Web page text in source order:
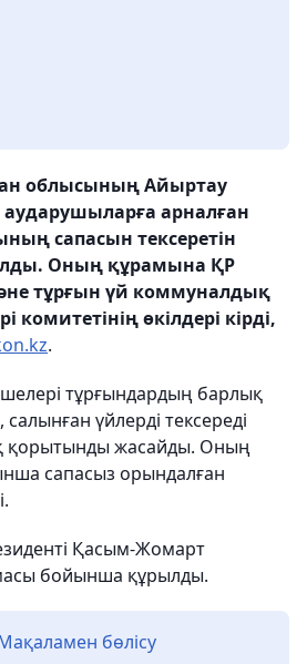
облысының Айыртау
арналған
сапасын тексеретін
Оның құрамына ҚР
тұрғын үй коммуналдық
өкілдері кірді,
.
тұрғындардың барлық
үйлерді тексереді
қорытынды жасайды. Оның
сапасыз орындалған
Қасым-Жомарт
бойынша құрылды.
бөлісу